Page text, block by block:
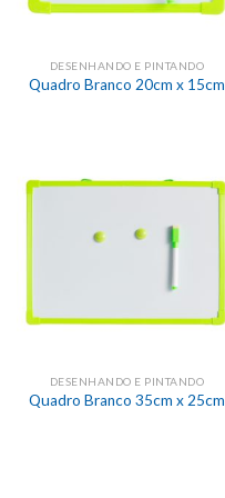
DESENHANDO E PINTANDO
Quadro Branco 20cm x 15cm
DESENHANDO E PINTANDO
Quadro Branco 35cm x 25cm